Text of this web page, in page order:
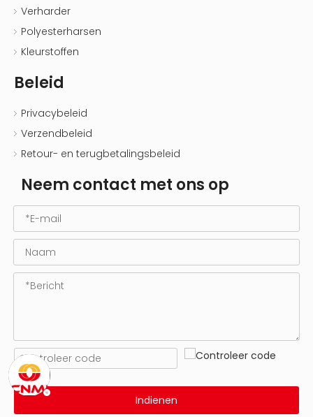
Verharder
Polyesterharsen
Kleurstoffen
Beleid
Privacybeleid
Verzendbeleid
Retour- en terugbetalingsbeleid
Neem contact met ons op
Indienen